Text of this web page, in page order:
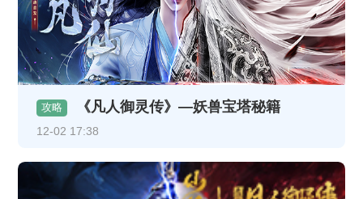
攻略 《凡人御灵传》—妖兽宝塔秘籍
12-02 17:38